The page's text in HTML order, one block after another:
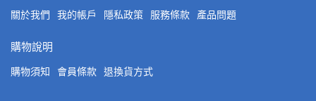
關於我們 我的帳戶 隱私政策 服務條款 產品問題
購物說明
購物須知 會員條款 退換貨方式